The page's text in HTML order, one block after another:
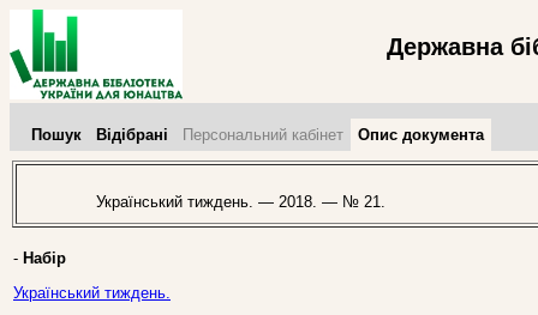
Державна
Пошук Відібрані Персональний кабінет Опис документа
Український тиждень. — 2018. — № 21.
- Набір
Український тиждень.